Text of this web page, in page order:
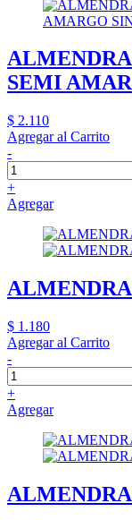
SEMI
$ 2.110
Agregar al Carrito
-
+
Agregar
$ 1.180
Agregar al Carrito
-
+
Agregar